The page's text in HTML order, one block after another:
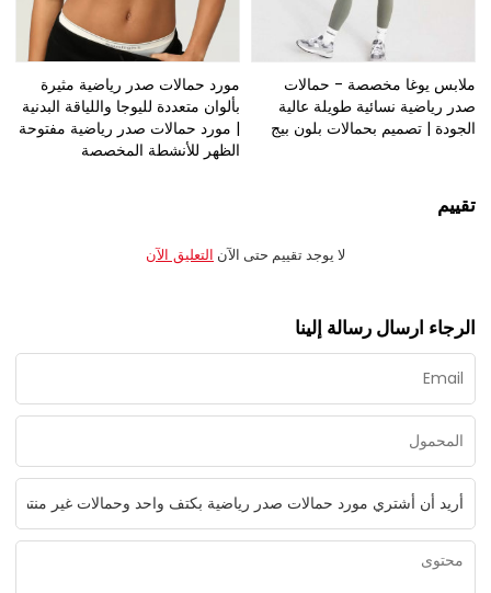
ملابس يوغا مخصصة - حمالات
صدر رياضية نسائية طويلة عالية
الجودة | تصميم بحمالات بلون بيج
مورد حمالات صدر رياضية مثيرة
بألوان متعددة لليوجا واللياقة البدنية
| مورد حمالات صدر رياضية مفتوحة
الظهر للأنشطة المخصصة
تقييم
لا يوجد تقييم حتى الآن التعليق الآن
الرجاء ارسال رسالة إلينا